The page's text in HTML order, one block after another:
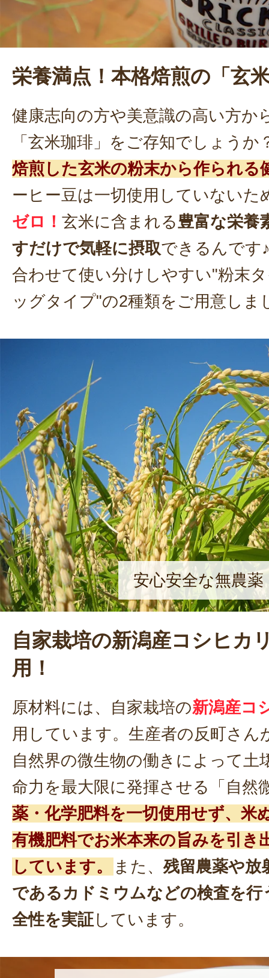
期待が高まる。
栄養満点！本格焙煎の「玄
健康志向の方や美意識の高い方か
「玄米珈琲」をご存知でしょうか
焙煎した玄米の粉末から作られる
ーヒー豆は一切使用していないた
ゼロ！ 玄米に含まれる 豊富な栄養
すだけで気軽に摂取できるんです
合わせて使い分けしやすい"粉末
ッグタイプ"の2種類をご用意しま
安心安全な無農
自家栽培の新潟産コシヒカ
用！
原材料には、自家栽培の新潟産コ
用しています。生産者の反町さん
自然界の微生物の働きによって土
命力を最大限に発揮させる「自然
薬・化学肥料を一切使用せず、米
有機肥料でお米本来の旨みを引き
しています。
また、残留農薬や放
であるカドミウムなどの検査を行
全性を実証しています。